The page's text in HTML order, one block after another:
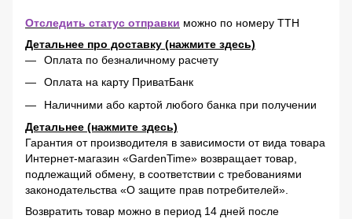
Отследить статус отправки можно по номеру ТТН
Детальнее про доставку (нажмите здесь)
Оплата по безналичному расчету
Оплата на карту ПриватБанк
Наличними або картой любого банка при получении
Детальнее (нажмите здесь)
Гарантия от производителя в зависимости от вида товара
Интернет-магазин «GardenTime» возвращает товар,
подлежащий обмену, в соответствии с требованиями
законодательства «О защите прав потребителей».
Возвратить товар можно в период 14 дней после